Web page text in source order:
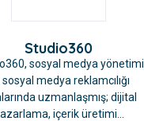
ArtArda
hem geleneksel hem dijital
stratejilerini bir araya
360 derece tam hizmet
sunan yaratıcı bir rek...